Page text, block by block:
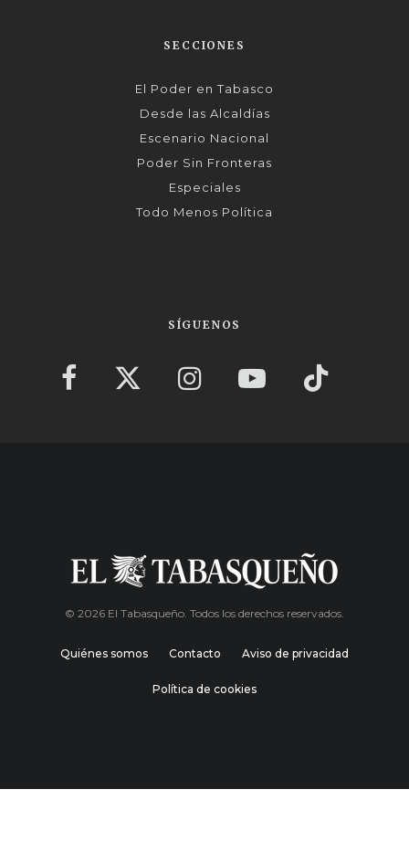
SECCIONES
El Poder en Tabasco
Desde las Alcaldías
Escenario Nacional
Poder Sin Fronteras
Especiales
Todo Menos Política
SÍGUENOS
© 2026 El Tabasqueño. Todos los derechos reservados.
Quiénes somos Contacto Aviso de privacidad
Política de cookies